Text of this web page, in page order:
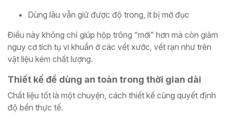
Dùng lâu vẫn giữ được độ trong, ít bị mờ đục
Điều này không chỉ giúp hộp trông “mới” hơn mà còn giảm
nguy cơ tích tụ vi khuẩn ở các vết xước, vết rạn như trên
vật liệu kém chất lượng.
Thiết kế để dùng an toàn trong thời gian dài
Chất liệu tốt là một chuyện, cách thiết kế cũng quyết định
độ bền thực tế.